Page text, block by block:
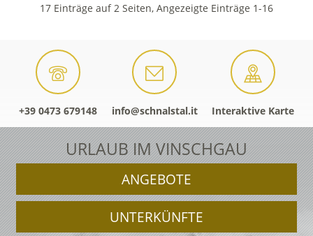
17 Einträge auf 2 Seiten, Angezeigte Einträge 1-16
+39 0473 679148 info@schnalstal.it Interaktive Karte
URLAUB IM VINSCHGAU
ANGEBOTE
UNTERKÜNFTE